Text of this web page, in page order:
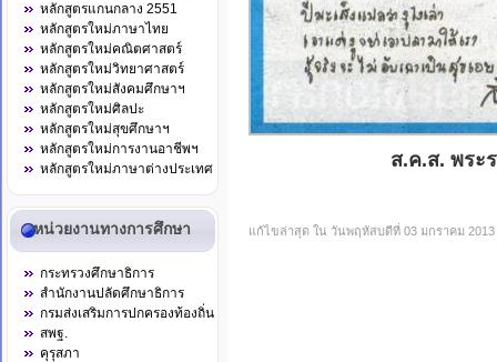
หลักสูตรแกนกลาง 2551
หลักสูตรใหม่ภาษาไทย
หลักสูตรใหม่คณิตศาสตร์
หลักสูตรใหม่วิทยาศาสตร์
หลักสูตรใหม่สังคมศึกษาฯ
หลักสูตรใหม่ศิลปะ
หลักสูตรใหม่สุขศึกษาฯ
หลักสูตรใหม่การงานอาชีพฯ
หลักสูตรใหม่ภาษาต่างประเทศ
หน่วยงานทางการศึกษา
กระทรวงศึกษาธิการ
สำนักงานปลัดศึกษาธิการ
กรมส่งเสริมการปกครองท้องถิ่น
สพฐ.
คุรุสภา
ส.ค.ส. พระ
แก้ไขล่าสุด ใน วันพฤหัสบดีที่ 03 มกราคม 2013